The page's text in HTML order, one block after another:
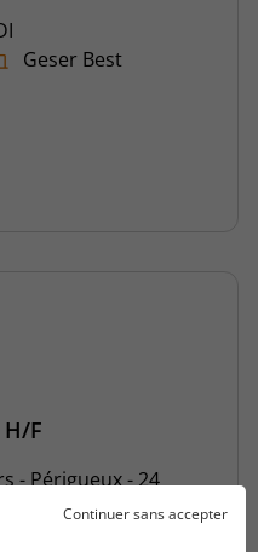
Geser Best
F
- Périgueux - 24
Continuer sans accepter